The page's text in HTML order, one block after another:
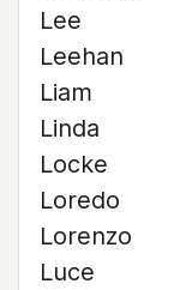
Lee
Leehan
Liam
Linda
Locke
Loredo
Lorenzo
Luce